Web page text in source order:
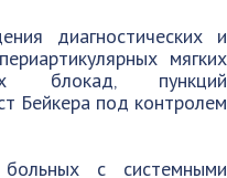
диагностических и
мягких
блокад‚ пункций
Бейкера под контролем
с системными